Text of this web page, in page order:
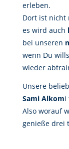
erleben.
Dort ist nicht
es wird auch
bei unseren
wenn Du
wieder
Unsere
Sami Alkomi
Also worauf
genieße drei